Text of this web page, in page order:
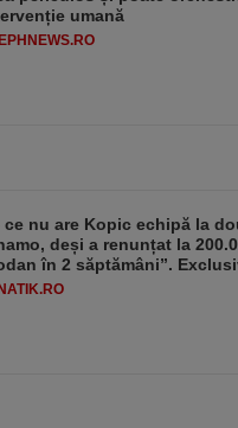
umană
ce nu are Kopic echipă la
deși a renunțat la
în 2 săptămâni”.